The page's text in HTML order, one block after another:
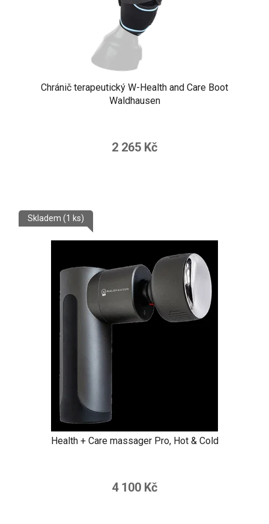
Chránič terapeutický W-Health and Care Boot
Waldhausen
2 265 Kč
Health + Care massager Pro, Hot & Cold
Skladem (1 ks)
4 100 Kč